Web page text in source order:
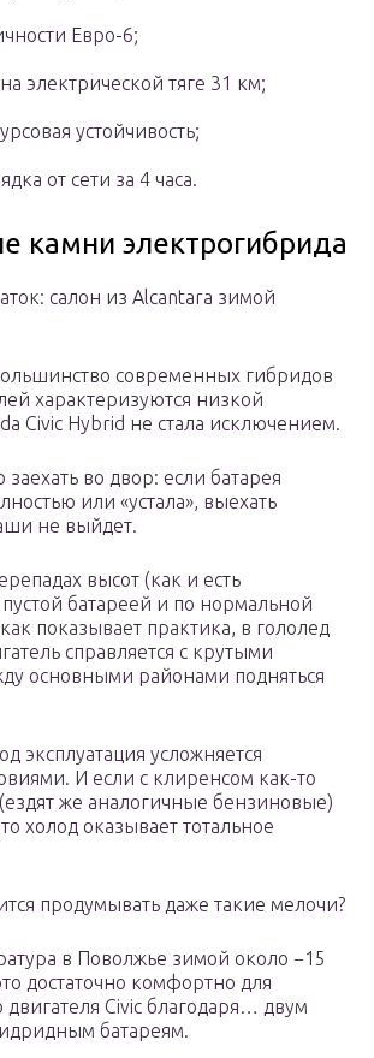
Евро-6;
электрической тяге 31 км;
устойчивость;
от сети за 4 часа.
камни электрогибрида
салон из Alcantara зимой
современных гибридов
характеризуются низкой
Civiс Hybrid не стала исключением.
во двор: если батарея
или «устала», выехать
не выйдет.
высот (как и есть
пустой батареей и по нормальной
показывает практика, в гололед
справляется с крутыми
основными районами подняться
эксплуатация усложняется
И если с клиренсом как-то
же аналогичные бензиновые)
холод оказывает тотальное
продумывать даже такие мелочи?
в Поволжье зимой около −15
достаточно комфортно для
двигателя Civic благодаря… двум
батареям.